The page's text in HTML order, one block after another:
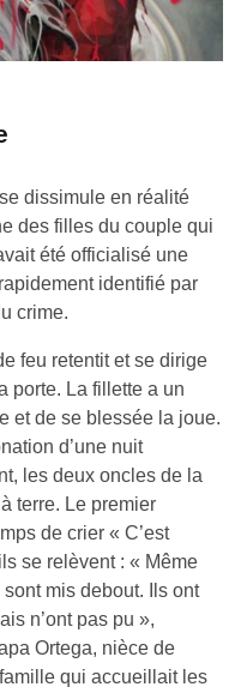
dissimule en réalité
des filles du couple qui
été officialisé une
identifié par
crime.
feu retentit et se dirige
porte. La fillette a un
et de se blessée la joue.
d’une nuit
les deux oncles de la
terre. Le premier
de crier « C’est
se relèvent : « Même
mis debout. Ils ont
n’ont pas pu »,
Ortega, nièce de
qui accueillait les